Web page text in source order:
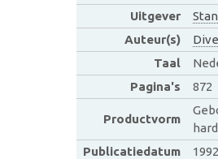
Uitgever
Auteur(s)
Taal
Pagina's
872
Productvorm
Publicatiedatum
1992